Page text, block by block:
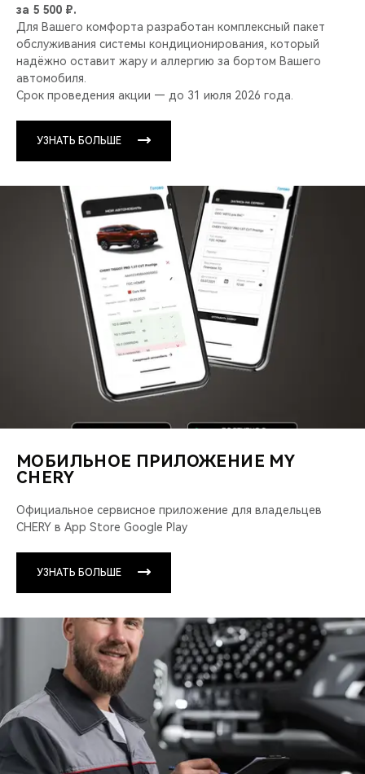
за 5 500 ₽.
Для Вашего комфорта разработан комплексный пакет
обслуживания системы кондиционирования, который
надёжно оставит жару и аллергию за бортом Вашего
автомобиля.
Срок проведения акции — до 31 июля 2026 года.
УЗНАТЬ БОЛЬШЕ
МОБИЛЬНОЕ ПРИЛОЖЕНИЕ MY
CHERY
Официальное сервисное приложение для владельцев
CHERY в App Store Google Play
УЗНАТЬ БОЛЬШЕ